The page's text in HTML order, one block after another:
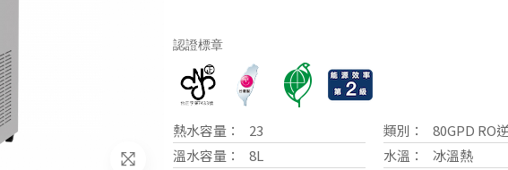
認證標章
熱水容量：
23
溫水容量：
8L
類別：
80GPD RO
水溫：
冰溫熱